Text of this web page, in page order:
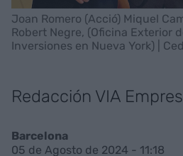
Joan Romero (Acció) Miquel
Robert Negre, (Oficina Exterior
Inversiones en Nueva York) |
Redacción VIA
Barcelona
05 de Agosto de 2024 - 11:18